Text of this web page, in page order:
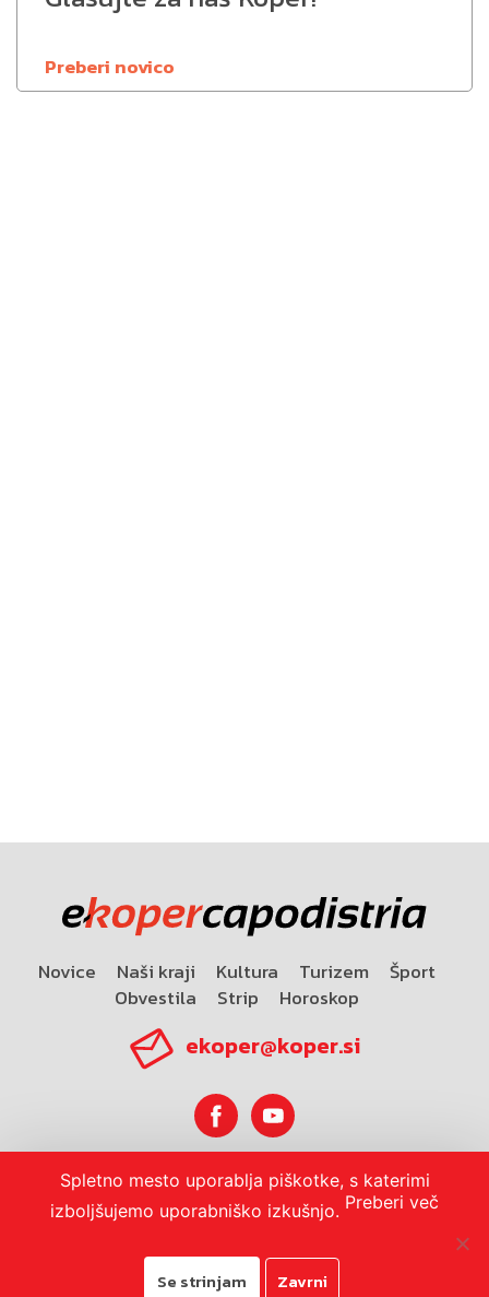
Preberi novico
Novice Naši kraji Kultura Turizem
Šport
Obvestila
Strip Horoskop
ekoper@koper.si
Horoskop
Spletno mesto uporablja piškotke, s katerimi
izboljšujemo uporabniško izkušnjo. Preberi več
Se strinjam Zavrni